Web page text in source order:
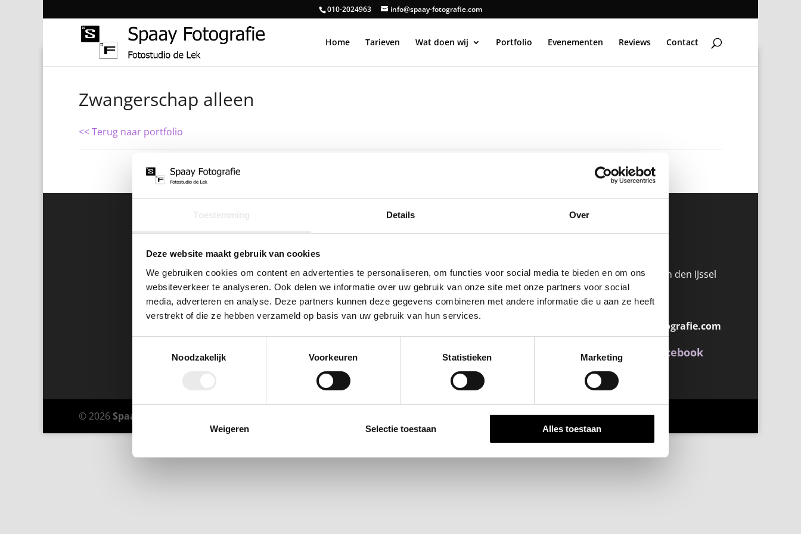
Details Over
Deze website maakt gebruik van cookies
We gebruiken cookies om content en advertenties te personaliseren, om functies voor social media te bieden en om ons
websiteverkeer te analyseren. Ook delen we informatie over uw gebruik van onze site met onze partners voor social
media, adverteren en analyse. Deze partners kunnen deze gegevens combineren met andere informatie die u aan ze heeft
verstrekt of die ze hebben verzameld op basis van uw gebruik van hun services.
Noodzakelijk
Voorkeuren Statistieken Marketing
Weigeren Selectie toestaan Alles toestaan
010-2024963 info@spaay-fotografie.com
Home Tarieven Wat doen wij Portfolio Evenementen Reviews Contact
Zwangerschap alleen
<< Terug naar portfolio
Openingstijden Contactgegevens
2913 LJ Nieuwerkerk aan den IJssel
Nederland
Telefoon:06-22499950
info@spaay-fotografie.com
Volg ons ook via Facebook
© 2026Spaay Fotografie